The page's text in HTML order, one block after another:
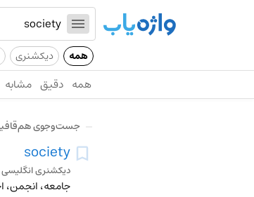
همه دیکشنری
همه دقیق مشابه
جست‌وجوی
society
دیکشنری
جامعه،